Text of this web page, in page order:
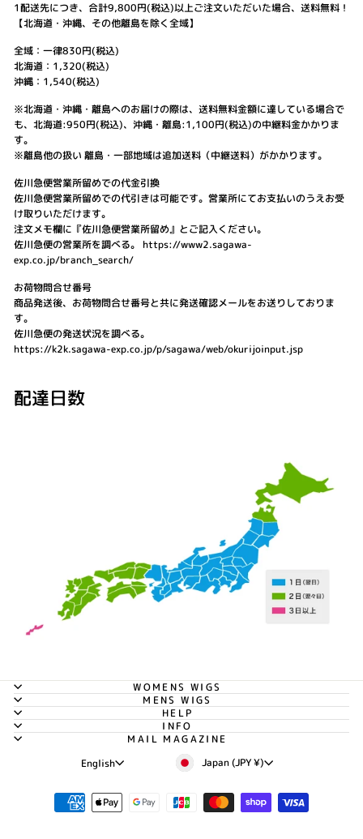
1配送先につき、合計9,800円(税込)以上ご注文いただいた場合、送料無料！
【北海道・沖縄、その他離島を除く全域】
全域：一律830円(税込)
北海道：1,320(税込)
沖縄：1,540(税込)
※北海道・沖縄・離島へのお届けの際は、送料無料金額に達している場合で
も、北海道:950円(税込)、沖縄・離島:1,100円(税込)の中継料金かかりま
す。
※離島他の扱い 離島・一部地域は追加送料（中継送料）がかかります。
佐川急便営業所留めでの代金引換
佐川急便営業所留めでの代引きは可能です。営業所にてお支払いのうえお受
け取りいただけます。
注文メモ欄に『佐川急便営業所留め』とご記入ください。
佐川急便の営業所を調べる。 https://www2.sagawa-
exp.co.jp/branch_search/
お荷物問合せ番号
商品発送後、お荷物問合せ番号と共に発送確認メールをお送りしておりま
す。
佐川急便の発送状況を調べる。
https://k2k.sagawa-exp.co.jp/p/sagawa/web/okurijoinput.jsp
配達日数
WOMENS WIGS
MENS WIGS
HELP
INFO
MAIL MAGAZINE
Language
English Currency
Japan (JPY ¥)